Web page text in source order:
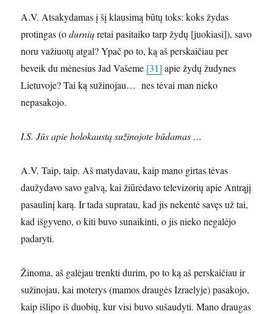
A.V. Atsakydamas į šį klausimą būtų toks: koks žydas
protingas (odurniųretai pasitaiko tarp žydų [juokiasi]), savo
noru važiuotų atgal? Ypač po to, ką aš perskaičiau per
beveik du mėnesius Jad Vašeme [31] apie žydų žudynes
Lietuvoje? Tai ką sužinojau… nes tėvai man nieko
nepasakojo.
I.S. Jūs apie holokaustą sužinojote būdamas …
A.V. Taip, taip. Aš matydavau, kaip mano girtas tėvas
daužydavo savo galvą, kai žiūrėdavo televizorių apie Antrąjį
pasaulinį karą. Ir tada supratau, kad jis nekentė savęs už tai,
kad išgyveno, o kiti buvo sunaikinti, o jis nieko negalėjo
padaryti.
Žinoma, aš galėjau trenkti durim, po to ką aš perskaičiau ir
sužinojau, kai moterys (mamos draugės Izraelyje) pasakojo,
kaip išlipo iš duobių, kur visi buvo sušaudyti. Mano draugas